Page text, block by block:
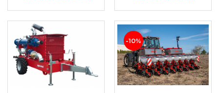
Tăvăluguri
Utilaje Diverse
Utilaje pentru vii şi livezi
Utilaje Strip-Till (prelucrare în
-10%